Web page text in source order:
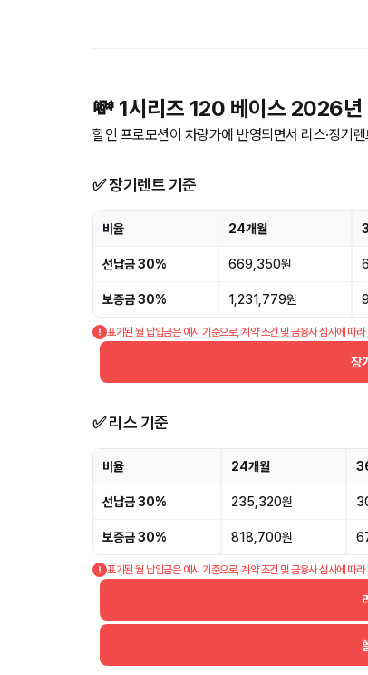
💸 1시리즈 120 베이스 2026년
할인 프로모션이 차량가에 반영되면서 리스·장기
✅ 장기렌트 기준
비율 24개월
선납금 30% 669,350원
보증금 30% 1,231,779원
표기된 월 납입금은 예시 기준으로, 계약 조건 및 금융사 심사에 따라
장
✅ 리스 기준
비율 24개월
선납금 30% 235,320원
보증금 30% 818,700원
표기된 월 납입금은 예시 기준으로, 계약 조건 및 금융사 심사에 따라